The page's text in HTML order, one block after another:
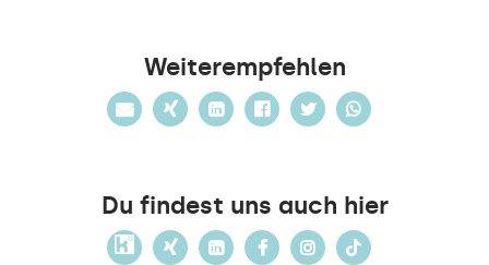
Weiterempfehlen
Du findest uns auch hier